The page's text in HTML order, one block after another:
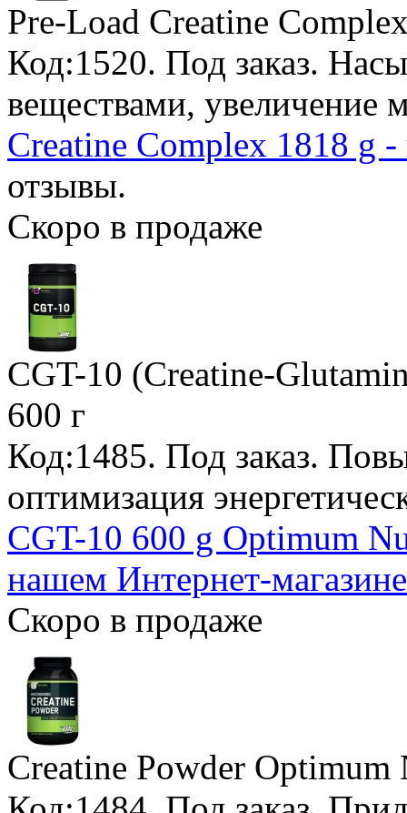
Pre-Load Creatine
Код:1520. Под заказ.
веществами,
Creatine Complex 1818 g
отзывы.
Скоро в продаже
CGT-10 (Creatine-
600 г
Код:1485. Под заказ.
оптимизация
CGT-10 600 g Optimum
нашем Интернет-магазине
Скоро в продаже
Creatine Powder